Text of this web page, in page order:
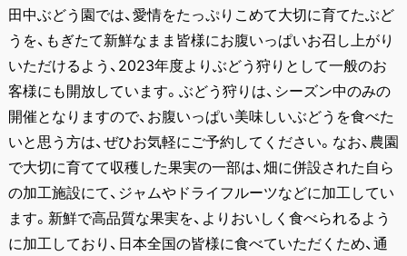
田中ぶどう園では、愛情をたっぷりこめて大切に育てたぶど
うを、もぎたて新鮮なまま皆様にお腹いっぱいお召し上がり
いただけるよう、2023年度よりぶどう狩りとして一般のお
客様にも開放しています。ぶどう狩りは、シーズン中のみの
開催となりますので、お腹いっぱい美味しいぶどうを食べた
いと思う方は、ぜひお気軽にご予約してください。なお、農園
で大切に育てて収穫した果実の一部は、畑に併設された自ら
の加工施設にて、ジャムやドライフルーツなどに加工してい
ます。新鮮で高品質な果実を、よりおいしく食べられるよう
に加工しており、日本全国の皆様に食べていただくため、通